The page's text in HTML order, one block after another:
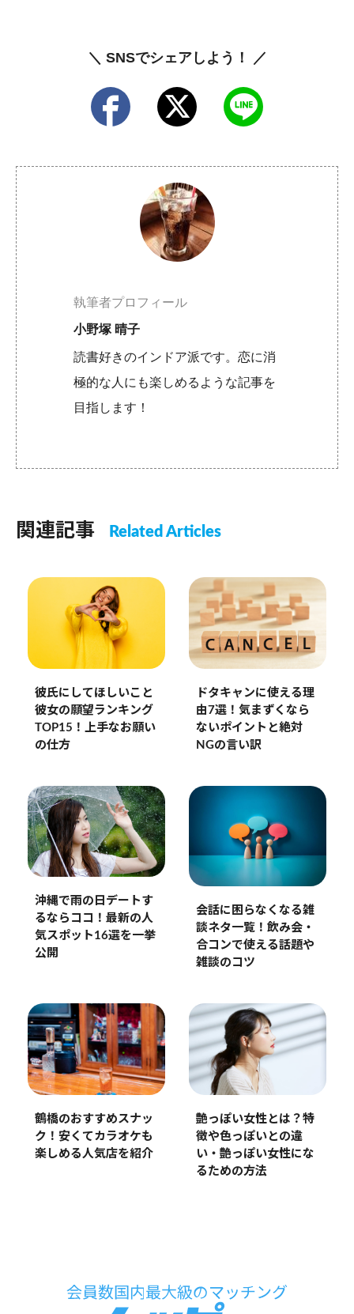
＼ SNSでシェアしよう！ ／
執筆者プロフィール
小野塚 晴子
読書好きのインドア派です。恋に消
極的な人にも楽しめるような記事を
目指します！
関連記事 Related Articles
彼氏にしてほしいこと
彼女の願望ランキング
TOP15！上手なお願い
の仕方
ドタキャンに使える理
由7選！気まずくなら
ないポイントと絶対
NGの言い訳
沖縄で雨の日デートす
るならココ！最新の人
気スポット16選を一挙
公開
会話に困らなくなる雑
談ネタ一覧！飲み会・
合コンで使える話題や
雑談のコツ
鶴橋のおすすめスナッ
ク！安くてカラオケも
楽しめる人気店を紹介
艶っぽい女性とは？特
徴や色っぽいとの違
い・艶っぽい女性にな
るための方法